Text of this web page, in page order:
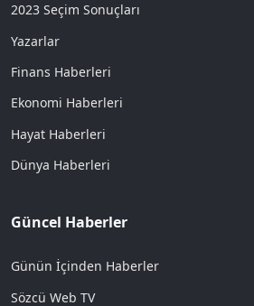
2023 Seçim Sonuçları
Yazarlar
Finans Haberleri
Ekonomi Haberleri
Hayat Haberleri
Dünya Haberleri
Güncel Haberler
Günün İçinden Haberler
Sözcü Web TV